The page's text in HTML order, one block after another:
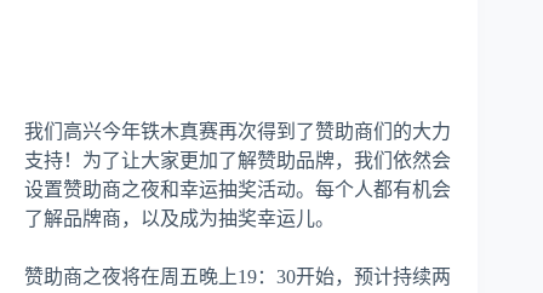
我们高兴今年铁木真赛再次得到了赞助商们的大力
支持！为了让大家更加了解赞助品牌，我们依然会
设置赞助商之夜和幸运抽奖活动。每个人都有机会
了解品牌商，以及成为抽奖幸运儿。
赞助商之夜将在周五晚上19：30开始，预计持续两